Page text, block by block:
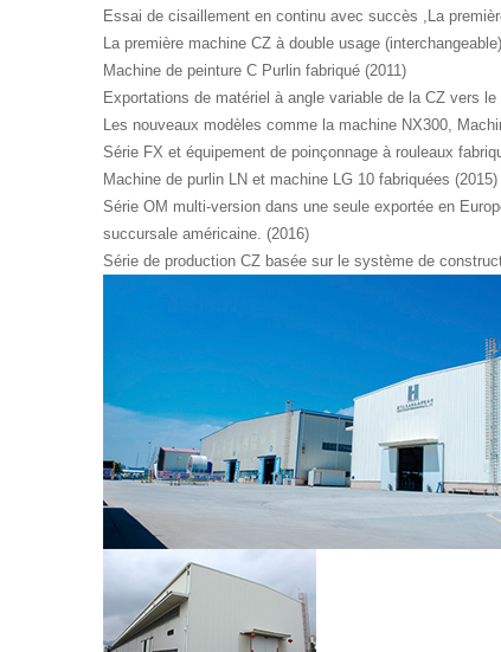
Essai de cisaillement en continu avec succès ,La
La première machine CZ à double usage
Machine de peinture C Purlin fabriqué (2011)
Exportations de matériel à angle variable de la CZ vers
Les nouveaux modèles comme la machine NX300,
Série FX et équipement de poinçonnage à rouleaux
Machine de purlin LN et machine LG 10 fabriquées (2015)
Série OM multi-version dans une seule exportée en
succursale américaine. (2016)
Série de production CZ basée sur le système de